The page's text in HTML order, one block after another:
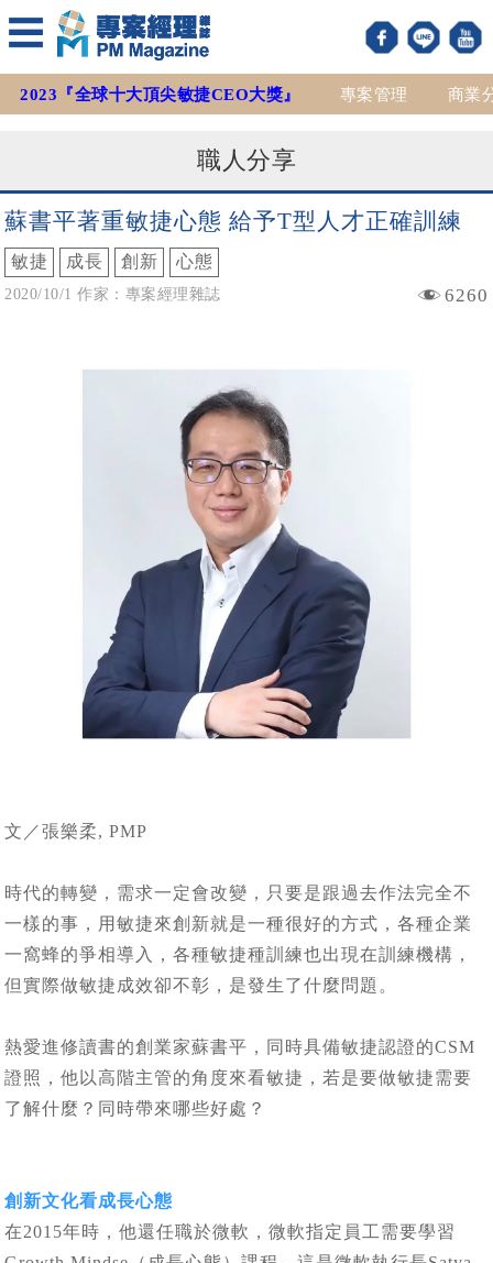
2023『全球十大頂尖敏捷CEO大獎』 專案管理 商業
職人分享
蘇書平著重敏捷心態 給予T型人才正確訓練
敏捷 成長 創新 心態
2020/10/1 作家：專案經理雜誌 6260
文／張樂柔, PMP
時代的轉變，需求一定會改變，只要是跟過去作法完全不
一樣的事，用敏捷來創新就是一種很好的方式，各種企業
一窩蜂的爭相導入，各種敏捷種訓練也出現在訓練機構，
但實際做敏捷成效卻不彰，是發生了什麼問題。
熱愛進修讀書的創業家蘇書平，同時具備敏捷認證的CSM
證照，他以高階主管的角度來看敏捷，若是要做敏捷需要
了解什麼？同時帶來哪些好處？
創新文化看成長心態
在2015年時，他還任職於微軟，微軟指定員工需要學習